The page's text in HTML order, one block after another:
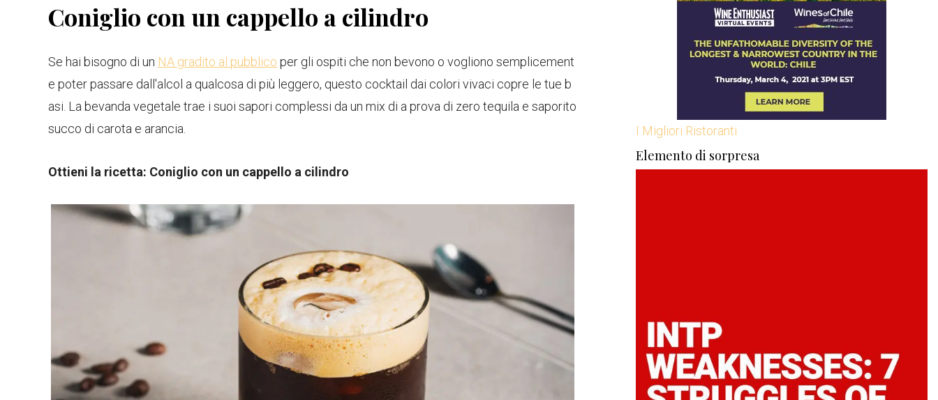
Coniglio con un cappello a cilindro
Se hai bisogno di un NA gradito al pubblico per gli ospiti che non bevono o vogliono semplicement
e poter passare dall'alcol a qualcosa di più leggero, questo cocktail dai colori vivaci copre le tue b
asi. La bevanda vegetale trae i suoi sapori complessi da un mix di a prova di zero tequila e saporito
succo di carota e arancia.
Ottieni la ricetta: Coniglio con un cappello a cilindro
I Migliori Ristoranti
Elemento di sorpresa